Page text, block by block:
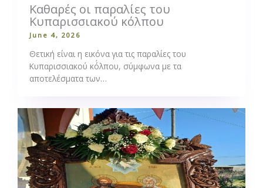
Καθαρές οι παραλίες του
Κυπαρισσιακού κόλπου
June 4, 2026
Θετική είναι η εικόνα για τις παραλίες του
Κυπαρισσιακού κό΄λπου, σύμφωνα με τα
αποτελέσματα των…